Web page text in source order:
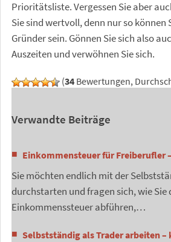
Prioritätsliste. Vergessen Sie aber
Sie sind wertvoll, denn nur so können
Gründer sein. Gönnen Sie sich also
Auszeiten und verwöhnen Sie sich.
(34 Bewertungen,
Verwandte Beiträge
Einkommensteuer für Freiberufler
Sie möchten endlich mit der
durchstarten und fragen sich, wie Sie
Einkommenssteuer abführen,…
Selbstständig als Trader arbeiten –